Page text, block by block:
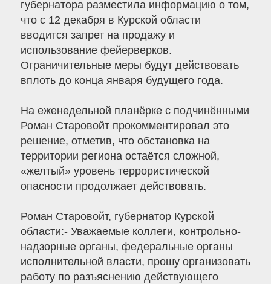
губернатора разместила информацию о том,
что с 12 декабря в Курской области
вводится запрет на продажу и
использование фейерверков.
Ограничительные меры будут действовать
вплоть до конца января будущего года.
На еженедельной планёрке с подчинёнными
Роман Старовойт прокомментировал это
решение, отметив, что обстановка на
территории региона остаётся сложной,
«желтый» уровень террористической
опасности продолжает действовать.
Роман Старовойт, губернатор Курской
области:- Уважаемые коллеги, контрольно-
надзорные органы, федеральные органы
исполнительной власти, прошу организовать
работу по разъяснению действующего